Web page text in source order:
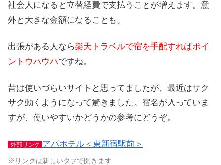
社会人になると立替経費で支払うことが増えます。意
外と大きな金額になることも。
出張がある人なら楽天トラベルで宿を手配すればポイ
ントウハウハですね。
昔は使いづらいサイトと思ってましたが、最近はサク
サク動くようになって驚きました。宿名が入っていま
すが、使いやすいかどうかの参考にどうぞ。
外部リンク アパホテル＜東新宿駅前＞
※リンクは新しいタブで開きます